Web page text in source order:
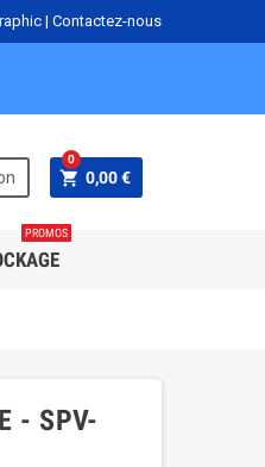
| Contactez-nous
shopping_cart 0,00 €
0
PROMOS
- SPV-